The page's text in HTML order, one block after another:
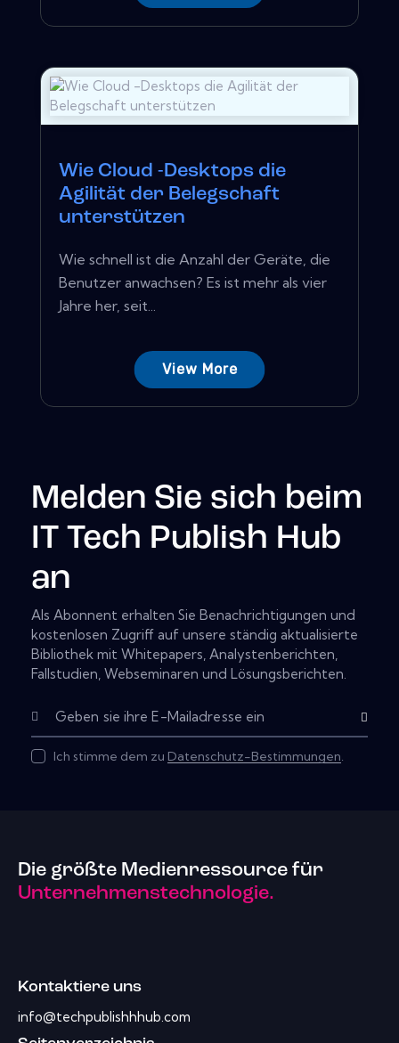
Wie Cloud -Desktops die
Agilität der Belegschaft
unterstützen
Wie schnell ist die Anzahl der Geräte, die
Benutzer anwachsen? Es ist mehr als vier
Jahre her, seit...
View More
Melden Sie sich beim
IT Tech Publish Hub
an
Als Abonnent erhalten Sie Benachrichtigungen und
kostenlosen Zugriff auf unsere ständig aktualisierte
Bibliothek mit Whitepapers, Analystenberichten,
Fallstudien, Webseminaren und Lösungsberichten.
Subscribe
Ich stimme dem zu Datenschutz-Bestimmungen.
Die größte Medienressource für
Unternehmenstechnologie.
Kontaktiere uns
info@techpublishhhub.com